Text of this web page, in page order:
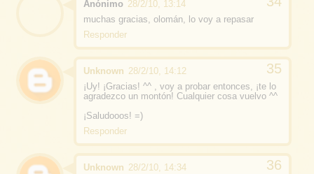
Anónimo 28/2/10, 13:14
muchas gracias, olomán, lo voy a repasar
Responder
Unknown 28/2/10, 14:12
¡Uy! ¡Gracias! ^^ , voy a probar entonces, ¡te lo
agradezco un montón! Cualquier cosa vuelvo ^^
¡Saludooos! =)
Responder
Unknown 28/2/10, 14:34